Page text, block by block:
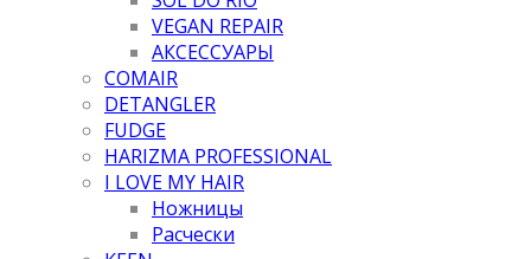
VEGAN REPAIR
АКСЕССУАРЫ
COMAIR
DETANGLER
FUDGE
HARIZMA PROFESSIONAL
I LOVE MY HAIR
Ножницы
Расчески